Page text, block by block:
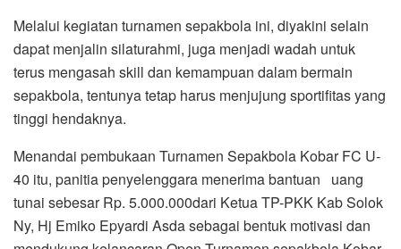
Melalui kegiatan turnamen sepakbola ini, diyakini selain
dapat menjalin silaturahmi, juga menjadi wadah untuk
terus mengasah skill dan kemampuan dalam bermain
sepakbola, tentunya tetap harus menjujung sportifitas yang
tinggi hendaknya.
Menandai pembukaan Turnamen Sepakbola Kobar FC U-
40 itu, panitia penyelenggara menerima bantuan uang
tunai sebesar Rp. 5.000.000dari Ketua TP-PKK Kab Solok
Ny, Hj Emiko Epyardi Asda sebagai bentuk motivasi dan